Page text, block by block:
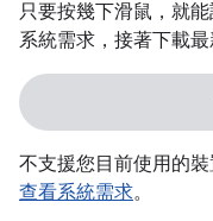
只要按幾下滑鼠，就
系統需求，接著下載最
不支援您目前使用的裝
查看系統需求。